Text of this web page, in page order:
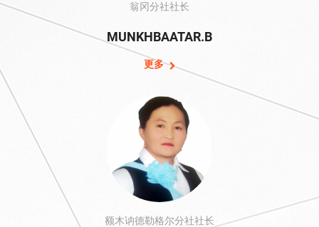
翁冈分社社长
MUNKHBAATAR.B
更多
额木讷德勒格尔分社社长